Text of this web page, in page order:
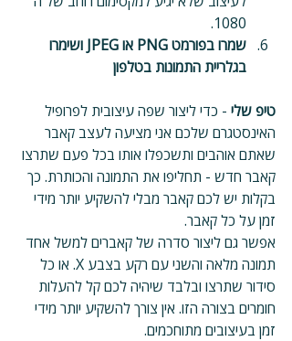
1080.
שמרו בפורמט PNG או JPEG ושימרו
בגלריית התמונות בטלפון
טיפ שלי - כדי ליצור שפה עיצובית לפרופיל
האינסטגרם שלכם אני מציעה לעצב קאבר
שאתם אוהבים ותשכפלו אותו בכל פעם שתרצו
קאבר חדש - תחליפו את התמונה והכותרת. כך
בקלות יש לכם קאבר מבלי להשקיע יותר מידי
זמן על כל קאבר.
אפשר גם ליצור סדרה של קאברים למשל אחד
תמונה מלאה והשני עם רקע בצבע X. או כל
סידור שתרצו ובלבד שיהיה לכם קל להעלות
חומרים בצורה הזו. אין צורך להשקיע יותר מידי
זמן בעיצובים מתוחכמים.